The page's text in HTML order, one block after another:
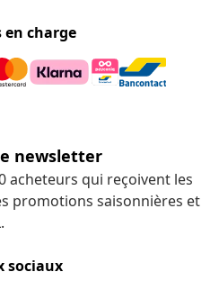
en charge
newsletter
acheteurs qui reçoivent les
promotions saisonnières et
sociaux